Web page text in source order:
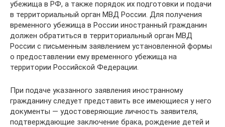
убежища в РФ, а также порядок их подготовки и подачи
в территориальный орган МВД России. Для получения
временного убежища в России иностранный гражданин
должен обратиться в территориальный орган МВД
России с письменным заявлением установленной формы
о предоставлении ему временного убежища на
территории Российской Федерации.
При подаче указанного заявления иностранному
гражданину следует представить все имеющиеся у него
документы — удостоверяющие личность заявителя,
подтверждающие заключение брака, рождение детей и